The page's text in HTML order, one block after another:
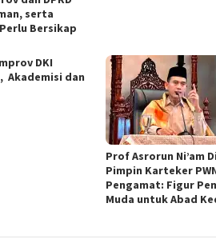
serta
Bersikap
DKI
Akademisi dan
Prof Asrorun Ni’am
Pimpin Karteker
Pengamat: Figur
Muda untuk Abad